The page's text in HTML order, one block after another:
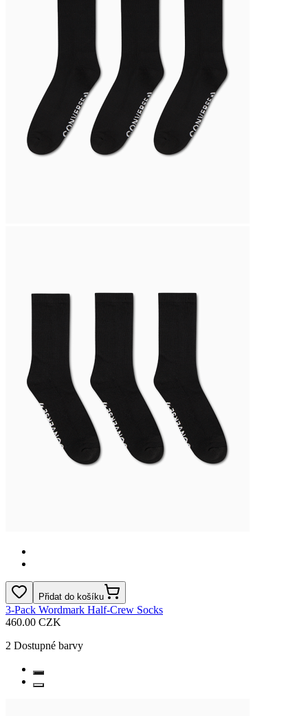
Přidat do košíku
3-Pack Wordmark Half-Crew Socks
460.00 CZK
2 Dostupné barvy